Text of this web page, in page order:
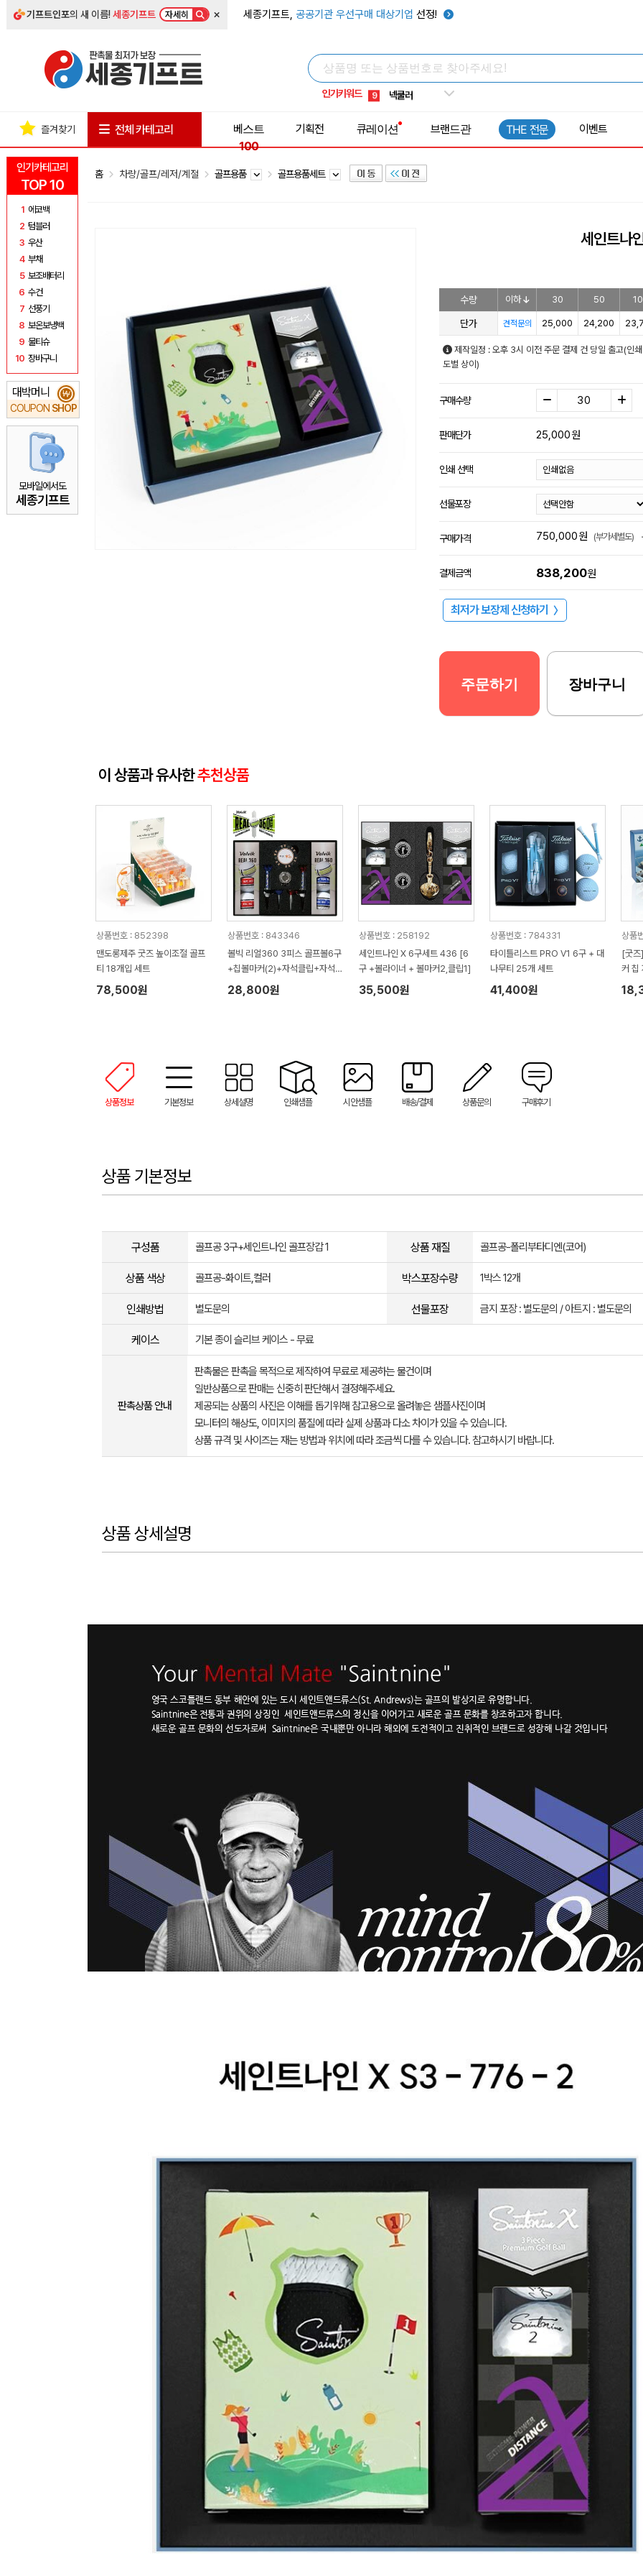
기프트인포의 새 이름!세종기프트 자세히 × 세종기프트, 공공기관 우선구매 대상기업 선정!
인기키워드
5 키캡
8 쿨토시
9 넥쿨러
1 선풍기
인기카테고리
TOP 10
1 에코백
2 텀블러
3 우산
4 부채
5 보조배터리
6 수건
7 선풍기
8 보온보냉백
9 물티슈
10 장바구니
대박머니
COUPON SHOP
₩
모바일에서도
세종기프트
즐겨찾기 전체 카테고리
베스트
100
기획전 큐레이션 브랜드관 THE 전문 이벤트
홈 차량/골프/레저/계절 골프용품 골프용품세트
세인트나
수량 이하 30 50
단가 견적문의 25,000 24,200
제작일정 : 오후 3시 이전 주문 결제 건 당일 출고(인
도별 상이)
구매수량
판매단가 25,000원
인쇄 선택
선물포장
구매가격 750,000원 (부가세별도)
결제금액 838,200원
최저가 보장제 신청하기 〉
주문하기 장바구니
이 상품과 유사한추천상품
상품번호 : 852398
맨도롱제주 굿즈 높이조절 골프
티 18개입 세트
78,500원
상품번호 : 843346
볼빅 리얼360 3피스 골프볼6구
+칩볼마커(2)+자석클립+자석
티(2) 세트
28,800원
상품번호 : 258192
세인트나인 X 6구세트 436 [6
구 +볼라이너 + 볼마커2,클립1]
35,500원
상품번호 : 784331
타이틀리스트 PRO V1 6구 + 대
나무티 25개 세트
41,400원
상품
[굿즈
커 칩
상품정보 기본정보 상세설명 인쇄샘플 시안샘플 배송/결제 상품문의 구매후기
상품 기본정보
구성품 골프공 3구+세인트나인 골프장갑 1 상품 재질 골프공-폴리부타디엔(코어)
상품 색상 골프공-화이트,컬러 박스포장수량 1박스 12개
인쇄방법 별도문의 선물포장 금지 포장 : 별도문의 / 아트지 : 별도문의
케이스 기본 종이 슬리브 케이스 - 무료
판촉상품 안내
판촉물은 판촉을 목적으로 제작하여 무료로 제공하는 물건이며
일반상품으로 판매는 신중히 판단해서 결정해주세요.
제공되는 상품의 사진은 이해를 돕기위해 참고용으로 올려놓은 샘플사진이며
모니터의 해상도, 이미지의 품질에 따라 실제 상품과 다소 차이가 있을 수 있습니다.
상품 규격 및 사이즈는 재는 방법과 위치에 따라 조금씩 다를 수 있습니다. 참고하시기 바랍니다.
상품 상세설명